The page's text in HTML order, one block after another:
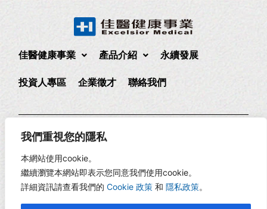
我們重視您的隱私
本網站使用cookie。
繼續瀏覽本網站即表示您同意我們使用cookie。
詳細資訊請查看我們的 Cookie 政策 和 隱私政策。
佳醫健康事業 產品介紹 永續發展
投資人專區 企業徵才 聯絡我們
235 新北市中和區中正路880號17樓
17F., No. 880, Zhongzheng Rd., Zhonghe Dist., New Taipei
City, Taiwan
Copyright © 2026 佳醫健康 | 網頁設計 -RiseCreatives 展躍